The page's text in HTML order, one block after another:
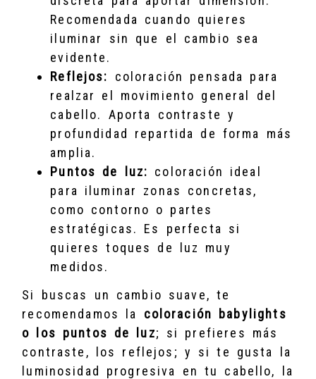
Recomendada cuando quieres
iluminar sin que el cambio sea
evidente.
Reflejos:
coloración pensada para
realzar el movimiento general del
cabello. Aporta contraste y
profundidad repartida de forma más
amplia.
Puntos de luz: coloración ideal
para iluminar zonas concretas,
como contorno o partes
estratégicas. Es perfecta si
quieres toques de luz muy
medidos.
Si buscas un cambio suave, te
recomendamos la coloración babylights
o los puntos de luz; si prefieres más
contraste, los reflejos; y si te gusta la
luminosidad progresiva en tu cabello, la